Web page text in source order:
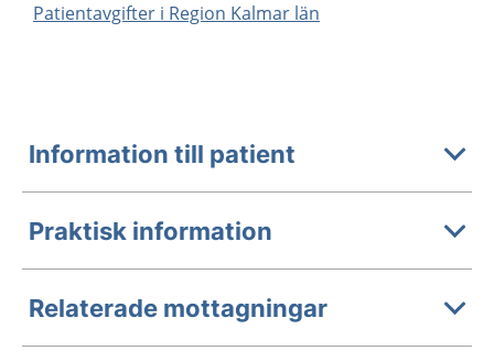
Patientavgifter i Region Kalmar län
Information till patient
Praktisk information
Relaterade mottagningar